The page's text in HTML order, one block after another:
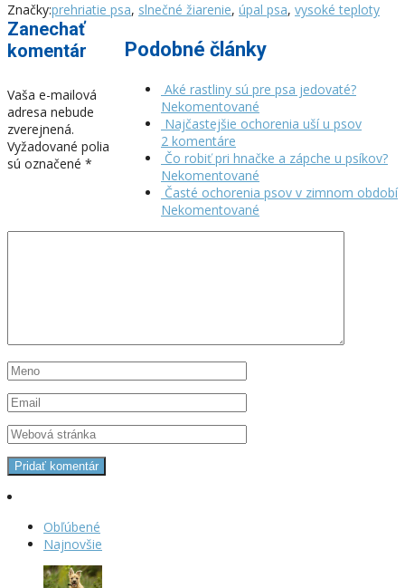
Značky:prehriatie psa, slnečné žiarenie, úpal psa, vysoké teploty
Podobné články
Aké rastliny sú pre psa jedovaté?
Nekomentované
Najčastejšie ochorenia uší u psov
2 komentáre
Čo robiť pri hnačke a zápche u psíkov?
Nekomentované
Časté ochorenia psov v zimnom období
Nekomentované
Zanechať
komentár
Vaša e-mailová
adresa nebude
zverejnená.
Vyžadované polia
sú označené *
Obľúbené
Najnovšie